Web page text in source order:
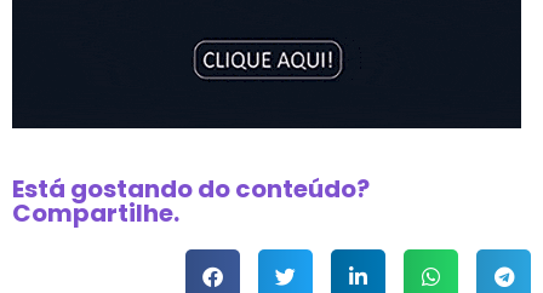
Está gostando do conteúdo?
Compartilhe.